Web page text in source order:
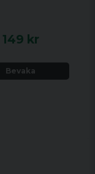
149 kr
Bevaka